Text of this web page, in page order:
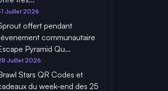
Juillet 2026
offert pendant
communautaire
Pyramid Qu...
Juillet 2026
Stars QR Codes et
du week-end des 25